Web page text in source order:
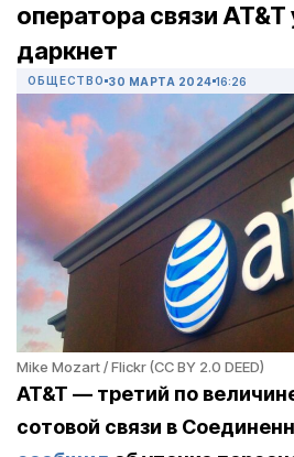
оператора связи AT&T
даркнет
ОБЩЕСТВО 30 МАРТА 2024 16:26
Mike Mozart / Flickr (CC BY 2.0 DEED)
AT&T — третий по
сотовой связи в